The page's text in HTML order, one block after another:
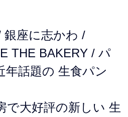
銀座に志かわ /
THE BAKERY / パ
年話題の 生食パン
で大好評の新しい 生